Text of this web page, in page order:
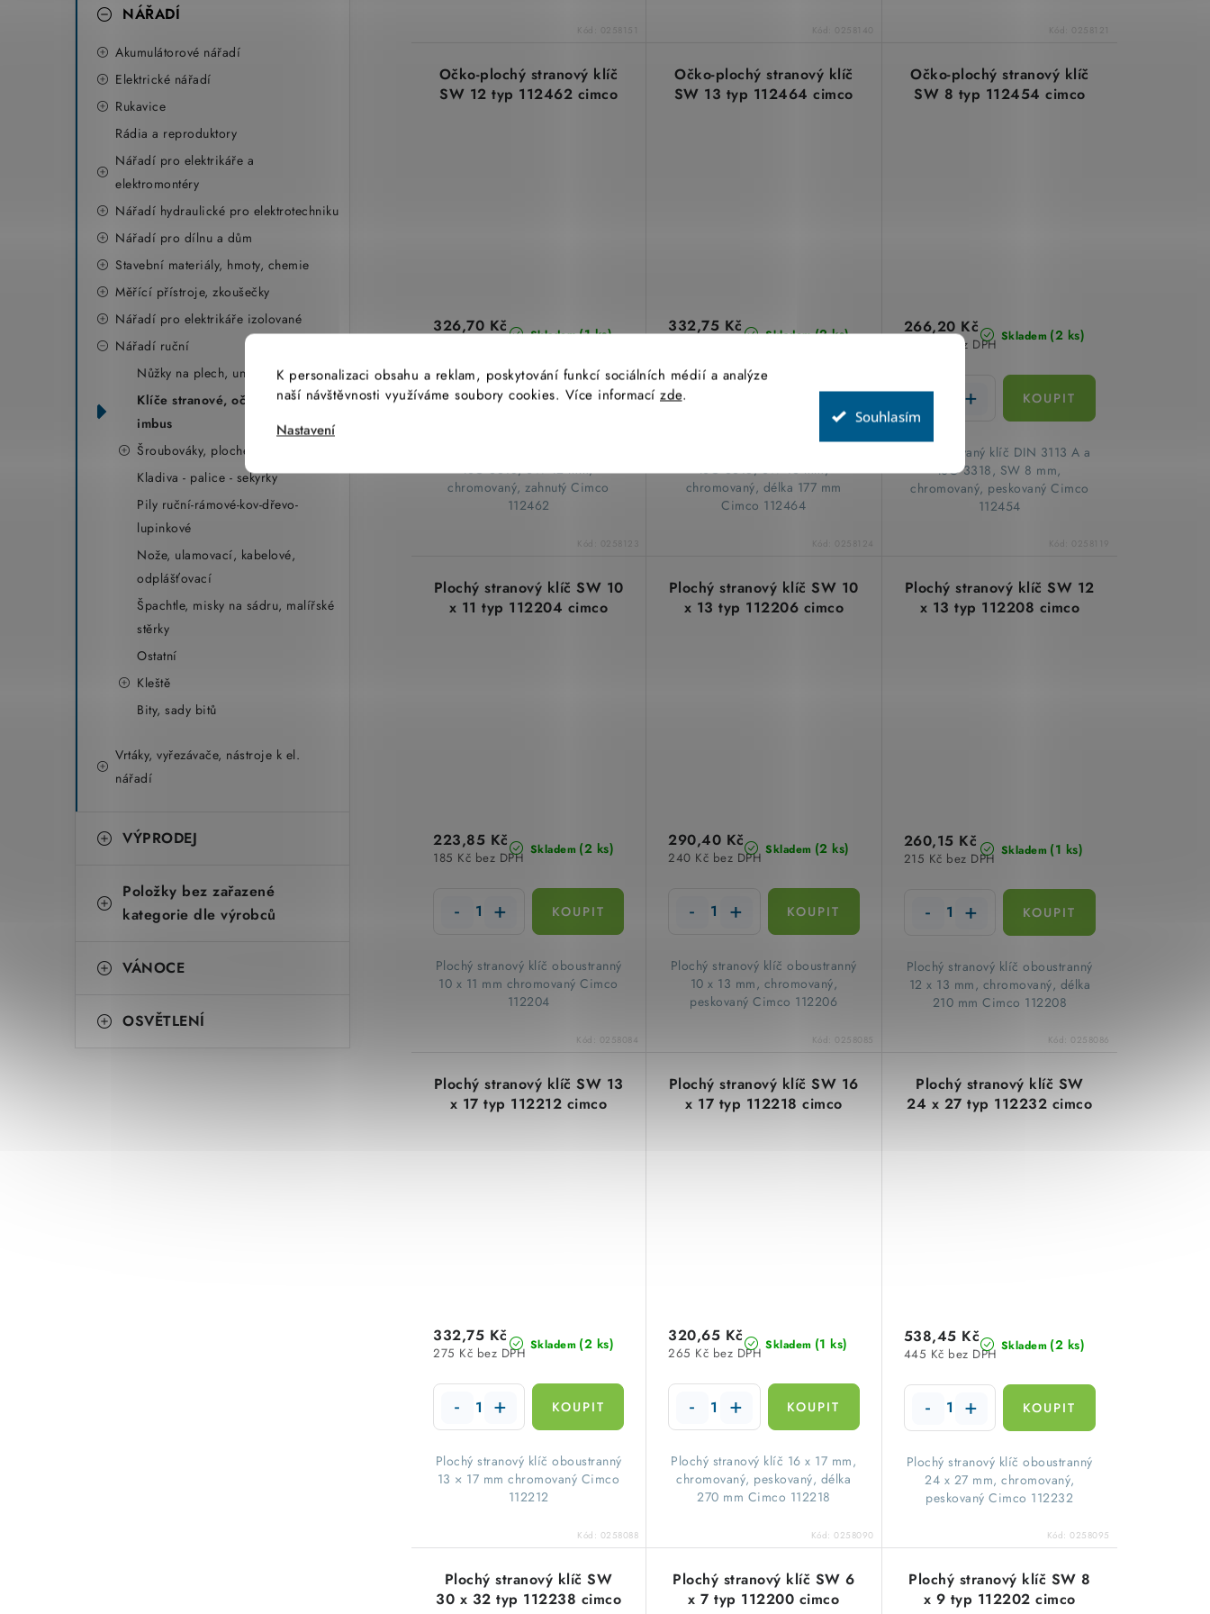
K personalizaci obsahu a reklam, poskytování funkcí sociálních médií a analýze
naší návštěvnosti využíváme soubory cookies. Více informací zde.
Nastavení
Souhlasím
NÁŘADÍ
Akumulátorové nářadí
Elektrické nářadí
Rukavice
Rádia a reproduktory
Nářadí pro elektrikáře a
elektromontéry
Nářadí hydraulické pro elektrotechniku
Nářadí pro dílnu a dům
Stavební materiály, hmoty, chemie
Měřící přístroje, zkoušečky
Nářadí pro elektrikáře izolované
Nářadí ruční
Nůžky na plech, univerzální nůžky
Klíče stranové, očkové, kombi,
imbus
Šroubováky, ploché, křížové, sady
Kladiva - palice - sekyrky
Pily ruční-rámové-kov-dřevo-
lupinkové
Nože, ulamovací, kabelové,
odplášťovací
Špachtle, misky na sádru, malířské
stěrky
Ostatní
Kleště
Bity, sady bitů
Vrtáky, vyřezávače, nástroje k el.
nářadí
VÝPRODEJ
Položky bez zařazené
kategorie dle výrobců
VÁNOCE
OSVĚTLENÍ
Kód: 0258151 Kód: 0258140 Kód: 0258121
Očko-plochý stranový klíč
SW 12 typ 112462 cimco
Skladem(1 ks)
326,70 Kč
ISO 3318, SW 12 mm,
chromovaný, zahnutý Cimco
112462
Kód: 0258123
Očko-plochý stranový klíč
SW 13 typ 112464 cimco
Skladem(2 ks)
332,75 Kč
ISO 3318, SW 13 mm,
chromovaný, délka 177 mm
Cimco 112464
Kód: 0258124
Očko-plochý stranový klíč
SW 8 typ 112454 cimco
Skladem (2 ks)
220 Kč bez DPH
266,20 Kč
Kombinovaný klíč DIN 3113 A a
ISO 3318, SW 8 mm,
chromovaný, peskovaný Cimco
112454
Kód: 0258119
Plochý stranový klíč SW 10
x 11 typ 112204 cimco
Skladem (2 ks)
185 Kč bez DPH
223,85 Kč
Plochý stranový klíč oboustranný
10 x 11 mm chromovaný Cimco
112204
Kód: 0258084
Plochý stranový klíč SW 10
x 13 typ 112206 cimco
Skladem (2 ks)
240 Kč bez DPH
290,40 Kč
Plochý stranový klíč oboustranný
10 x 13 mm, chromovaný,
peskovaný Cimco 112206
Kód: 0258085
Plochý stranový klíč SW 12
x 13 typ 112208 cimco
Skladem (1 ks)
215 Kč bez DPH
260,15 Kč
Plochý stranový klíč oboustranný
12 x 13 mm, chromovaný, délka
210 mm Cimco 112208
Kód: 0258086
Plochý stranový klíč SW 13
x 17 typ 112212 cimco
Skladem (2 ks)
275 Kč bez DPH
332,75 Kč
Plochý stranový klíč oboustranný
13 × 17 mm chromovaný Cimco
112212
Kód: 0258088
Plochý stranový klíč SW 16
x 17 typ 112218 cimco
Skladem (1 ks)
265 Kč bez DPH
320,65 Kč
Plochý stranový klíč 16 x 17 mm,
chromovaný, peskovaný, délka
270 mm Cimco 112218
Kód:0258090
Plochý stranový klíč SW
24 x 27 typ 112232 cimco
Skladem (2 ks)
445 Kč bez DPH
538,45 Kč
Plochý stranový klíč oboustranný
24 x 27 mm, chromovaný,
peskovaný Cimco 112232
Kód:0258095
Plochý stranový klíč SW
30 x 32 typ 112238 cimco
Plochý stranový klíč SW 6
x 7 typ 112200 cimco
Plochý stranový klíč SW 8
x 9 typ 112202 cimco